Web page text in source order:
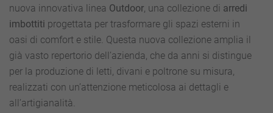
Imbottiti
nuova innovativa linea Outdoor, una collezione di arredi
imbottiti progettata per trasformare gli spazi esterni in
oasi di comfort e stile. Questa nuova collezione amplia il
già vasto repertorio dell’azienda, che da anni si distingue
per la produzione di letti, divani e poltrone su misura,
realizzati con un’attenzione meticolosa ai dettagli e
all’artigianalità.